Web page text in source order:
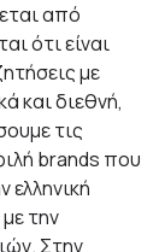
από
ότι είναι
με
και διεθνή,
τις
brands που
ελληνική
την
Στην